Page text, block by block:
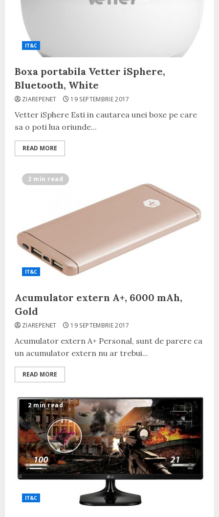
IT&C
Boxa portabila Vetter iSphere,
Bluetooth, White
ZIAREPENET 19 SEPTEMBRIE 2017
Vetter iSphere Esti in cautarea unei boxe pe care
sa o poti lua oriunde...
READ MORE
2 min read
IT&C
Acumulator extern A+, 6000 mAh,
Gold
ZIAREPENET 19 SEPTEMBRIE 2017
Acumulator extern A+ Personal, sunt de parere ca
un acumulator extern nu ar trebui...
READ MORE
2 min read
IT&C